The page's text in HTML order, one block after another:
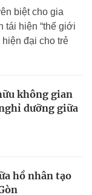
biệt cho gia
tái hiện “thế giới
đại cho trẻ
không gian
dưỡng giữa
hồ nhân tạo